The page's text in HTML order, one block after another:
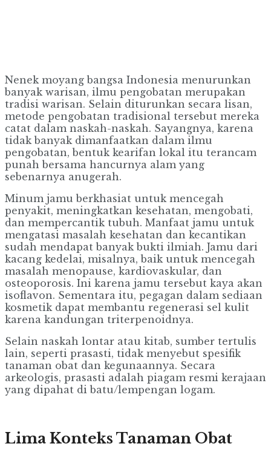
Nenek moyang bangsa Indonesia menurunkan
banyak warisan, ilmu pengobatan merupakan
tradisi warisan. Selain diturunkan secara lisan,
metode pengobatan tradisional tersebut mereka
catat dalam naskah-naskah. Sayangnya, karena
tidak banyak dimanfaatkan dalam ilmu
pengobatan, bentuk kearifan lokal itu terancam
punah bersama hancurnya alam yang
sebenarnya anugerah.
Minum jamu berkhasiat untuk mencegah
penyakit, meningkatkan kesehatan, mengobati,
dan mempercantik tubuh. Manfaat jamu untuk
mengatasi masalah kesehatan dan kecantikan
sudah mendapat banyak bukti ilmiah. Jamu dari
kacang kedelai, misalnya, baik untuk mencegah
masalah menopause, kardiovaskular, dan
osteoporosis. Ini karena jamu tersebut kaya akan
isoflavon. Sementara itu, pegagan dalam sediaan
kosmetik dapat membantu regenerasi sel kulit
karena kandungan triterpenoidnya.
Selain naskah lontar atau kitab, sumber tertulis
lain, seperti prasasti, tidak menyebut spesifik
tanaman obat dan kegunaannya. Secara
arkeologis, prasasti adalah piagam resmi kerajaan
yang dipahat di batu/lempengan logam.
Lima Konteks Tanaman Obat